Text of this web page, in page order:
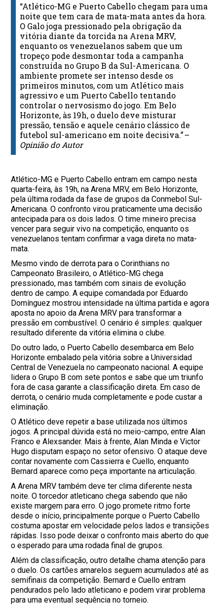
“Atlético-MG e Puerto Cabello chegam para uma
noite que tem cara de mata-mata antes da hora.
O Galo joga pressionado pela obrigação da
vitória diante da torcida na Arena MRV,
enquanto os venezuelanos sabem que um
tropeço pode desmontar toda a campanha
construída no Grupo B da Sul-Americana. O
ambiente promete ser intenso desde os
primeiros minutos, com um Atlético mais
agressivo e um Puerto Cabello tentando
controlar o nervosismo do jogo. Em Belo
Horizonte, às 19h, o duelo deve misturar
pressão, tensão e aquele cenário clássico de
futebol sul-americano em noite decisiva.”–
Opinião do Autor
Atlético-MG e Puerto Cabello entram em campo nesta
quarta-feira, às 19h, na Arena MRV, em Belo Horizonte,
pela última rodada da fase de grupos da Conmebol Sul-
Americana. O confronto virou praticamente uma decisão
antecipada para os dois lados. O time mineiro precisa
vencer para seguir vivo na competição, enquanto os
venezuelanos tentam confirmar a vaga direta no mata-
mata.
Mesmo vindo de derrota para o Corinthians no
Campeonato Brasileiro, o Atlético-MG chega
pressionado, mas também com sinais de evolução
dentro de campo. A equipe comandada por Eduardo
Domínguez mostrou intensidade na última partida e agora
aposta no apoio da Arena MRV para transformar a
pressão em combustível. O cenário é simples: qualquer
resultado diferente da vitória elimina o clube.
Do outro lado, o Puerto Cabello desembarca em Belo
Horizonte embalado pela vitória sobre a Universidad
Central de Venezuela no campeonato nacional. A equipe
lidera o Grupo B com sete pontos e sabe que um triunfo
fora de casa garante a classificação direta. Em caso de
derrota, o cenário muda completamente e pode custar a
eliminação.
O Atlético deve repetir a base utilizada nos últimos
jogos. A principal dúvida está no meio-campo, entre Alan
Franco e Alexsander. Mais à frente, Alan Minda e Victor
Hugo disputam espaço no setor ofensivo. O ataque deve
contar novamente com Cassierra e Cuello, enquanto
Bernard aparece como peça importante na articulação.
A Arena MRV também deve ter clima diferente nesta
noite. O torcedor atleticano chega sabendo que não
existe margem para erro. O jogo promete ritmo forte
desde o início, principalmente porque o Puerto Cabello
costuma apostar em velocidade pelos lados e transições
rápidas. Isso pode deixar o confronto mais aberto do que
o esperado para uma rodada final de grupos.
Além da classificação, outro detalhe chama atenção para
o duelo. Os cartões amarelos seguem acumulados até as
semifinais da competição. Bernard e Cuello entram
pendurados pelo lado atleticano e podem virar problema
para uma eventual sequência no torneio.